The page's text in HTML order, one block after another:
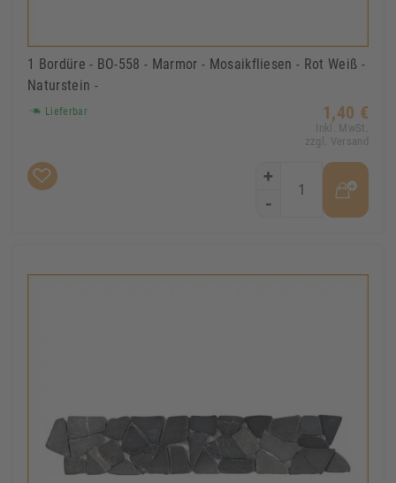
1 Bordüre - BO-558 - Marmor - Mosaikfliesen - Rot Weiß -
Naturstein -
Lieferbar 1,40 €
Inkl. MwSt.
zzgl. Versand
+
-